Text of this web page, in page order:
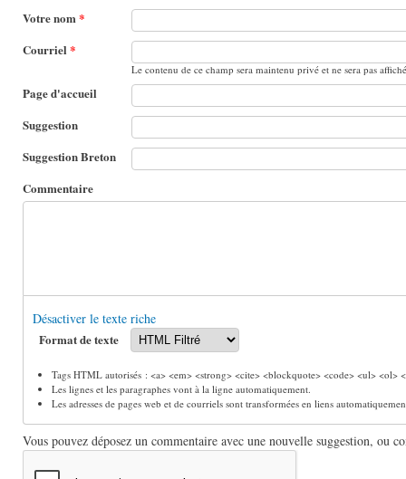
Votre nom*
Courriel *
Le contenu de ce champ sera maintenu privé et ne sera pas
Page d'accueil
Suggestion
Suggestion Breton
Commentaire
Désactiver le texte riche
Format de texte
Tags HTML autorisés : <a> <em> <strong> <cite> <blockquote> <code> <ul>
Les lignes et les paragraphes vont à la ligne automatiquement.
Les adresses de pages web et de courriels sont transformées en liens
Vous pouvez déposez un commentaire avec une nouvelle suggestion, ou